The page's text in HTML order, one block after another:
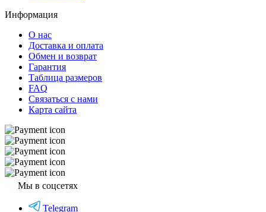
Информация
О нас
Доставка и оплата
Обмен и возврат
Гарантия
Таблица размеров
FAQ
Связаться с нами
Карта сайта
Мы в соцсетях
Telegram